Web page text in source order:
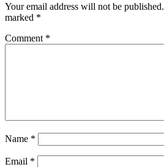
Your email address will not be published.
marked *
Comment *
Name *
Email *